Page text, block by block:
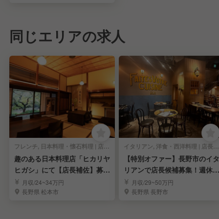
同じエリアの求人
フレンチ, 日本料理・懐石料理 | 店長・店長候補
趣のある日本料理店「ヒカリヤ
ヒガシ」にて【店長補佐】募
集！月収/24~34万円
長野県 松本市
イタリアン, 洋食・西洋料理 | 店長・店長候補
【特別オファー】長野市のイタ
リアンで店長候補募集！週休2
日制/経験者優遇
月収/29~50万円
長野県 長野市